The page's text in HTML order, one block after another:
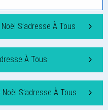
S’adresse À Tous
À Tous
S’adresse À Tous